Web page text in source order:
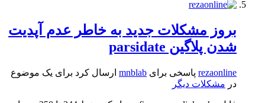
بروز مشکلات جدید به خاطر عدم آپدیت
شدن پلاگین parsidate
rezaonline پاسخی برای mnblab ارسال کرد برای یک موضوع
در مشکلات دیگر